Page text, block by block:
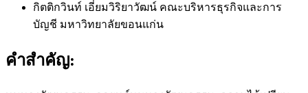
กิตติกวินท์ เอี่ยมวิริยาวัฒน์ คณะบริหารธุรกิจและการ
บัญชี มหาวิทยาลัยขอนแก่น
คำสำคัญ: